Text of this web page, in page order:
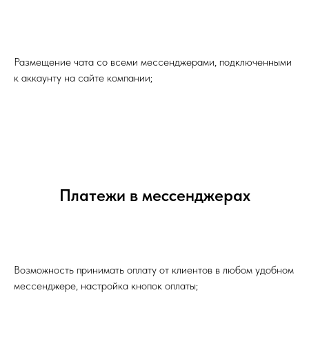
Размещение чата со всеми мессенджерами, подключенными
к аккаунту на сайте компании;
Платежи в мессенджерах
Возможность принимать оплату от клиентов в любом удобном
мессенджере, настройка кнопок оплаты;